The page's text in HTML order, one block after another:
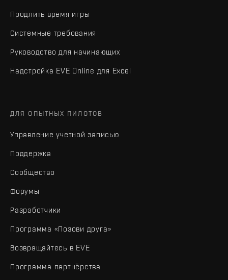
Продлить время игры
Системные требования
Руководство для начинающих
Надстройка EVE Online для Excel
ДЛЯ ОПЫТНЫХ ПИЛОТОВ
Управление учетной записью
Поддержка
Сообщество
Форумы
Разработчики
Программа «Позови друга»
Возвращайтесь в EVE
Программа партнёрства